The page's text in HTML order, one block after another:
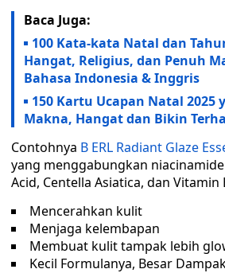
Baca Juga:
100 Kata-kata Natal dan
Hangat, Religius, dan Penuh
Bahasa Indonesia & Inggris
150 Kartu Ucapan Natal 2025
Makna, Hangat dan Bikin
Contohnya B ERL Radiant Glaze
yang menggabungkan
Acid, Centella Asiatica, dan
Mencerahkan kulit
Menjaga kelembapan
Membuat kulit tampak lebih
Kecil Formulanya, Besar